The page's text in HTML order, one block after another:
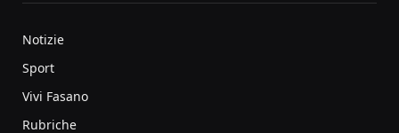
Notizie
Sport
Vivi Fasano
Rubriche